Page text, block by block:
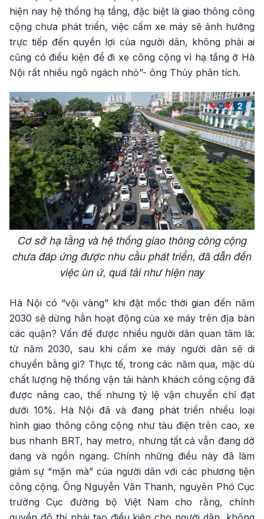
hiện nay hệ thống hạ tầng, đặc biệt là giao thông công
cộng chưa phát triển, việc cấm xe máy sẽ ảnh hưởng
trực tiếp đến quyền lợi của người dân, không phải ai
cũng có điều kiện để đi xe công cộng vì hạ tầng ở Hà
Nội rất nhiều ngõ ngách nhỏ”- ông Thủy phân tích.
Cơ sở hạ tầng và hệ thống giao thông công cộng
chưa đáp ứng được nhu cầu phát triển, đã dẫn đến
việc ùn ứ, quá tải như hiện nay
Hà Nội có “vội vàng” khi đặt mốc thời gian đến năm
2030 sẽ dừng hẳn hoạt động của xe máy trên địa bàn
các quận? Vấn đề được nhiều người dân quan tâm là:
từ năm 2030, sau khi cấm xe máy người dân sẽ di
chuyển bằng gì? Thực tế, trong các năm qua, mặc dù
chất lượng hệ thống vận tải hành khách công cộng đã
được nâng cao, thế nhưng tỷ lệ vận chuyển chỉ đạt
dưới 10%. Hà Nội đã và đang phát triển nhiều loại
hình giao thông công cộng như tàu điện trên cao, xe
bus nhanh BRT, hay metro, nhưng tất cả vẫn đang dở
dang và ngổn ngang. Chính những điều này đã làm
giảm sự “mặn mà” của người dân với các phương tiện
công cộng. Ông Nguyễn Văn Thanh, nguyên Phó Cục
trưởng Cục đường bộ Việt Nam cho rằng, chính